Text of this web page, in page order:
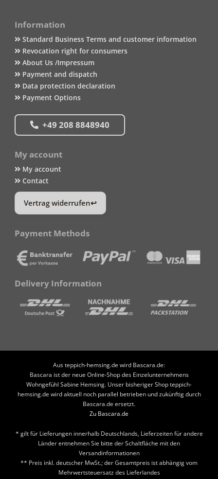
Information
Standard Business Terms and customer information
Revocation right for consumers
About Us /Impressum
Payment and dispatch
Data protection declaration
Payment Options
+49 208 8848940
My account
My account
Contact
Vertrag widerrufen
Payment Methods
Delivery Information
Aus teppich-hemsing.de wird Bascara.de:
Bascara ist der neue Online-Shop des Einzelunternehmens
Wohngefühl Sabine Hemsing. Unser bisheriger Shop teppich-
hemsing.de wird aktuell noch parallel betrieben und zukünftig durch
Bascara.de ersetzt.
Zu Bascara.de
* gilt für Lieferungen innerhalb Deutschlands, Lieferzeiten für andere
Länder entnehmen Sie bitte der Schaltfläche mit den
Versandinformationen
** Preis inkl. deutscher MwSt.; der Gesamtpreis ist abhängig vom
Mehrwertsteuersatz des Lieferlandes